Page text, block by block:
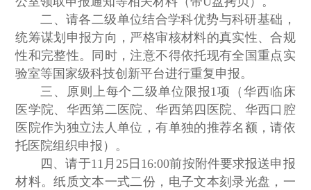
二、请各二级单位结合学科优势与科研基础，
统筹谋划申报方向，严格审核材料的真实性、合规
性和完整性。同时，注意不得依托现有全国重点实
验室等国家级科技创新平台进行重复申报。
三、原则上每个二级单位限报1项（华西临床
医学院、华西第二医院、华西第四医院、华西口腔
医院作为独立法人单位，有单独的推荐名额，请依
托医院组织申报）。
四、请于11月25日16:00前按附件要求报送申报
材料。纸质文本一式二份，电子文本刻录光盘，一